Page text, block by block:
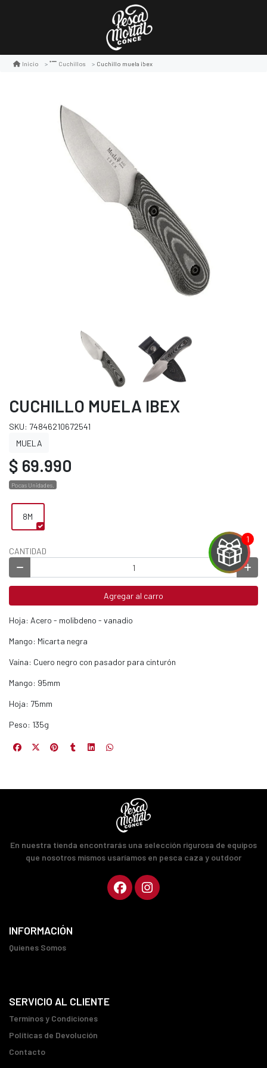
correo y
premios
Inicio Cuchillos Cuchillo muela ibex
CUCHILLO MUELA IBEX
SKU: 74846210672541
MUELA
$ 69.990
Pocas Unidades.
8M
CANTIDAD
Agregar al carro
Hoja: Acero - molibdeno - vanadio
Mango: Micarta negra
Vaina: Cuero negro con pasador para cinturón
Mango: 95mm
Hoja: 75mm
Peso: 135g
En nuestra tienda encontrarás una selección rigurosa de equipos
que nosotros mismos usaríamos en pesca caza y outdoor
INFORMACIÓN
Quienes Somos
SERVICIO AL CLIENTE
Terminos y Condiciones
Políticas de Devolución
Contacto